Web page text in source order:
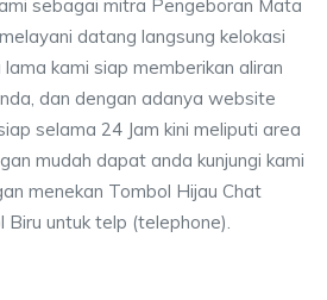
sebagai mitra Pengeboran Mata
datang langsung kelokasi
kami siap memberikan aliran
dan dengan adanya website
selama 24 Jam kini meliputi area
mudah dapat anda kunjungi kami
menekan Tombol Hijau Chat
untuk telp (telephone).